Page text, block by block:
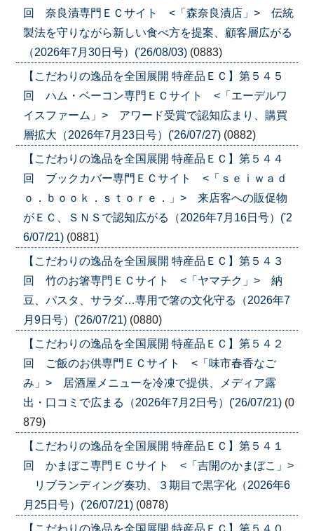
回 奈良漬専門ＥＣサイト <「森奈良漬店」> 伝統
製法を守りながら新しい食べ方を提案、顧客層広がる
（2026年7月30日号）('26/08/03) (0883)
【こだわりの逸品を全国展開 特産品ＥＣ】第５４５
回 ハム・ベーコン専門ＥＣサイト <「エーデルワ
イスファーム」> アワード受賞で認知広まり、購買
層拡大（2026年7月23日号）('26/07/27) (0882)
【こだわりの逸品を全国展開 特産品ＥＣ】第５４４
回 ブックカバー専門ＥＣサイト <「ｓｅｉｗａｄ
ｏ．ｂｏｏｋ．ｓｔｏｒｅ．」> 来店客への販促物
がＥＣ、ＳＮＳで認知広がる（2026年7月16日号）('2
6/07/21) (0881)
【こだわりの逸品を全国展開 特産品ＥＣ】第５４３
回 竹のお箸専門ＥＣサイト <「ヤマチク」> 納
豆、パスタ、サラダ…専用で箸の文化守る（2026年7
月9日号）('26/07/21) (0880)
【こだわりの逸品を全国展開 特産品ＥＣ】第５４２
回 ご飯のお供専門ＥＣサイト <「味市春香なご
み」> 居酒屋メニューを冷凍で提供、メディア露
出・口コミで広まる（2026年7月2日号）('26/07/21) (0
879)
【こだわりの逸品を全国展開 特産品ＥＣ】第５４１
回 かまぼこ専門ＥＣサイト <「吉開のかまぼこ」>
リブランディング奏功、３期目で黒字化（2026年6
月25日号）('26/07/21) (0878)
【こだわりの逸品を全国展開 特産品ＥＣ】第５４０